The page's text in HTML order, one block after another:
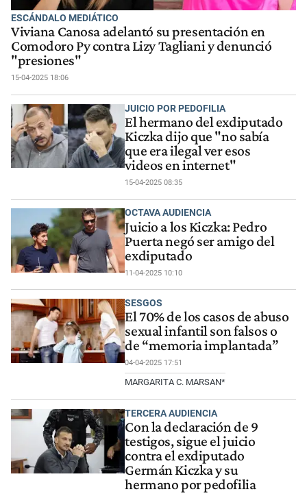
ESCÁNDALO MEDIÁTICO
Viviana Canosa adelantó su presentación en
Comodoro Py contra Lizy Tagliani y denunció
"presiones"
15-04-2025 18:06
JUICIO POR PEDOFILIA
El hermano del exdiputado
Kiczka dijo que "no sabía
que era ilegal ver esos
videos en internet"
15-04-2025 08:35
OCTAVA AUDIENCIA
Juicio a los Kiczka: Pedro
Puerta negó ser amigo del
exdiputado
11-04-2025 10:10
SESGOS
El 70% de los casos de abuso
sexual infantil son falsos o
de “memoria implantada”
04-04-2025 17:51
MARGARITA C. MARSAN*
TERCERA AUDIENCIA
Con la declaración de 9
testigos, sigue el juicio
contra el exdiputado
Germán Kiczka y su
hermano por pedofilia